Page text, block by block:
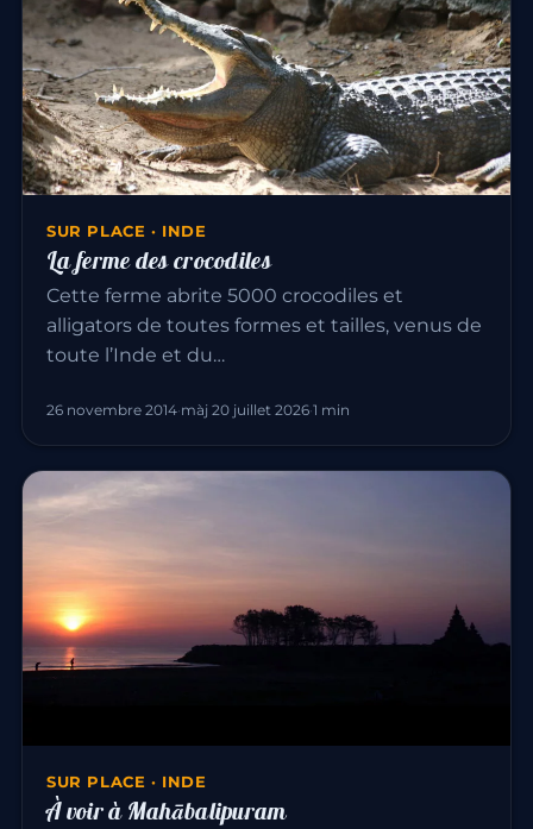
SUR PLACE · INDE
La ferme des crocodiles
Cette ferme abrite 5000 crocodiles et
alligators de toutes formes et tailles, venus de
toute l’Inde et du…
26 novembre 2014·màj 20 juillet 2026·1 min
SUR PLACE · INDE
À voir à Mahābalipuram